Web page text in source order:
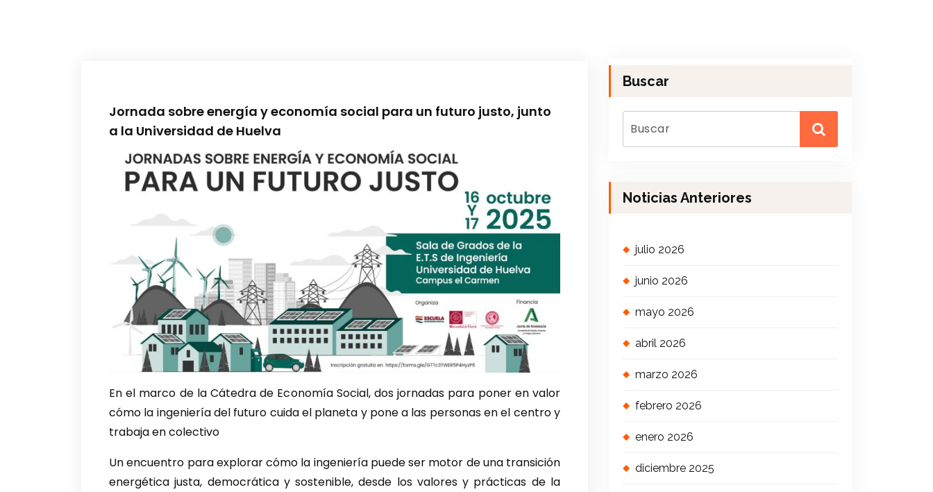
Jornada sobre energía y economía social para un futuro justo, junto
a la Universidad de Huelva
En el marco de la Cátedra de Economía Social, dos jornadas para poner en valor
cómo la ingeniería del futuro cuida el planeta y pone a las personas en el centro y
trabaja en colectivo
Un encuentro para explorar cómo la ingeniería puede ser motor de una transición
energética justa, democrática y sostenible, desde los valores y prácticas de la
Buscar
Noticias Anteriores
julio 2026
junio 2026
mayo 2026
abril 2026
marzo 2026
febrero 2026
enero 2026
diciembre 2025